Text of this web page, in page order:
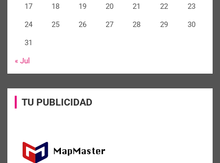
17 18 19 20 21 22 23
24 25 26 27 28 29 30
31
« Jul
TU PUBLICIDAD